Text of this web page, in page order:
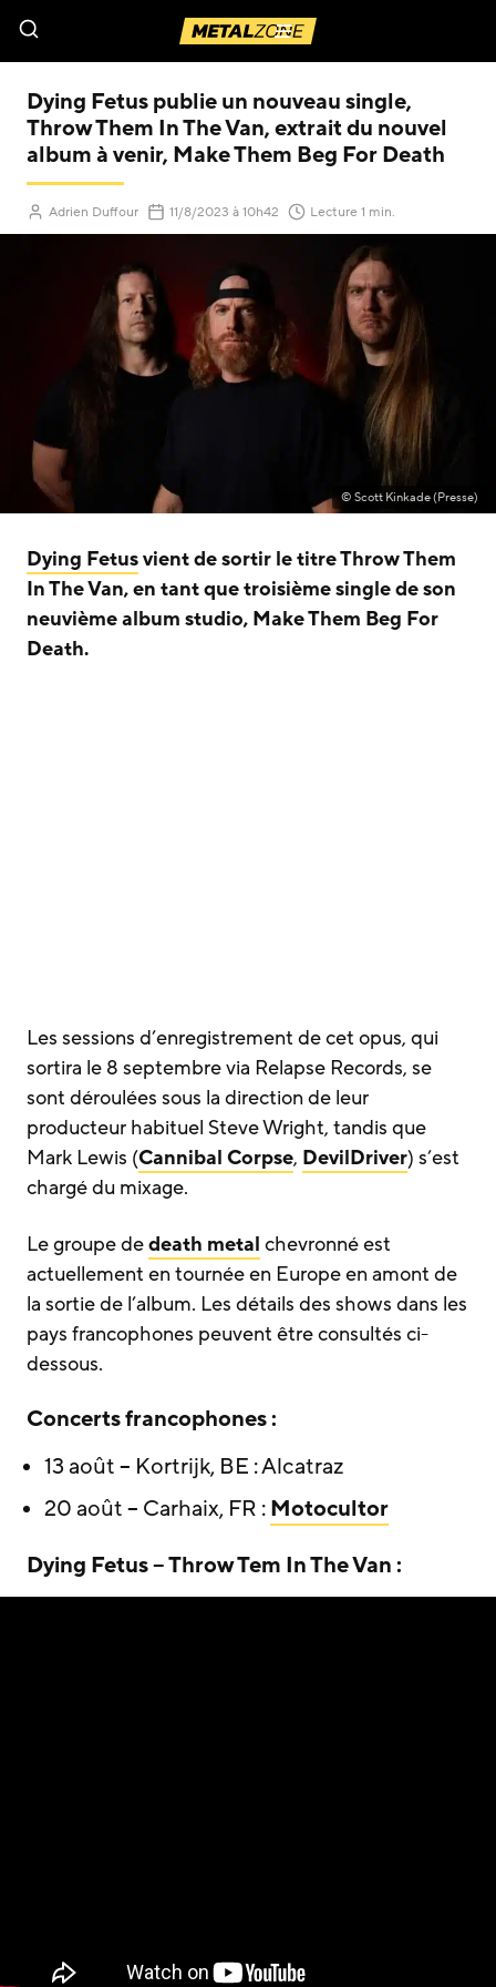
Menu
Dying Fetus publie un nouveau single,
Throw Them In The Van, extrait du nouvel
album à venir, Make Them Beg For Death
Adrien Duffour 11/8/2023 à 10h42 Lecture 1 min.
© Scott Kinkade (Presse)
Dying Fetusvient de sortir le titre Throw Them
In The Van, en tant que troisième single de son
neuvième album studio, Make Them Beg For
Death.
Les sessions d’enregistrement de cet opus, qui
sortira le 8 septembre via Relapse Records, se
sont déroulées sous la direction de leur
producteur habituel Steve Wright, tandis que
Mark Lewis (Cannibal Corpse, DevilDriver) s’est
chargé du mixage.
Le groupe dedeath metal chevronné est
actuellement en tournée en Europe en amont de
la sortie de l’album. Les détails des shows dans les
pays francophones peuvent être consultés ci-
dessous.
Concerts francophones :
13 août – Kortrijk, BE : Alcatraz
20 août – Carhaix, FR :Motocultor
Dying Fetus – Throw Tem In The Van :